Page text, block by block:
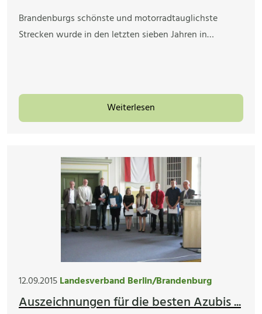
Brandenburgs schönste und motorradtauglichste
Strecken wurde in den letzten sieben Jahren in…
Weiterlesen
12.09.2015Landesverband Berlin/Brandenburg
Auszeichnungen für die besten Azubis ...